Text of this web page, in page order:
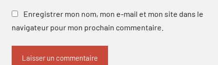
Enregistrer mon nom, mon e-mail et mon site dans le
navigateur pour mon prochain commentaire.